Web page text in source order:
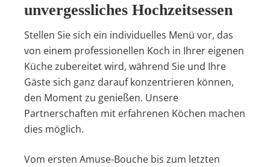
unvergessliches Hochzeitsessen
Stellen Sie sich ein individuelles Menü vor, das
von einem professionellen Koch in Ihrer eigenen
Küche zubereitet wird, während Sie und Ihre
Gäste sich ganz darauf konzentrieren können,
den Moment zu genießen. Unsere
Partnerschaften mit erfahrenen Köchen machen
dies möglich.
Vom ersten Amuse-Bouche bis zum letzten